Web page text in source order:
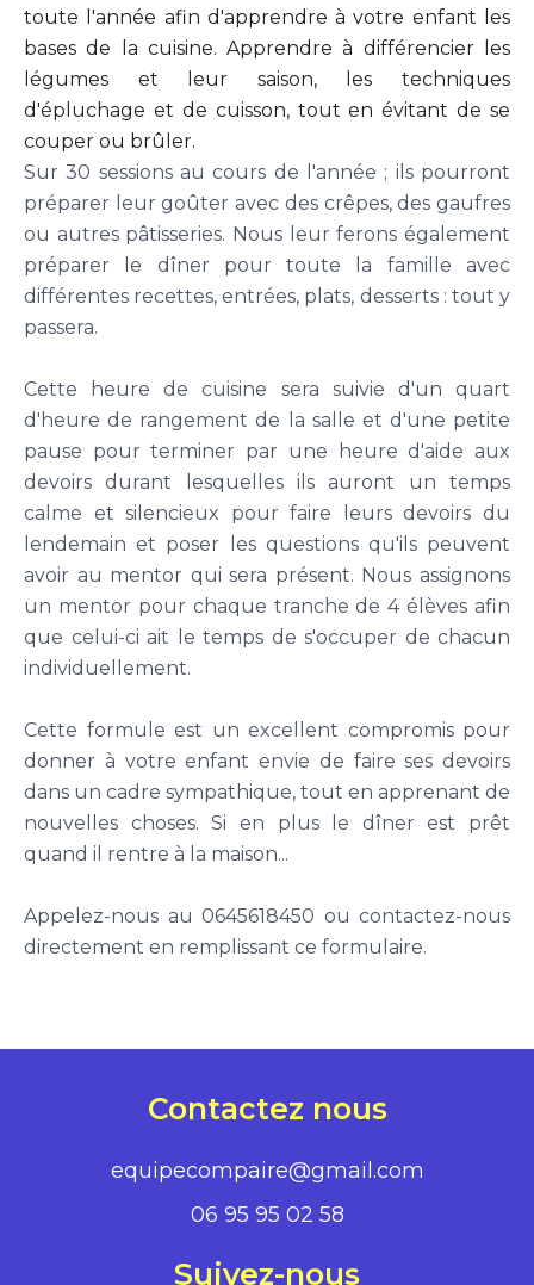
toute l'année afin d'apprendre à votre enfant les
bases de la cuisine. Apprendre à différencier les
légumes et leur saison, les techniques
d'épluchage et de cuisson, tout en évitant de se
couper ou brûler.
Sur 30 sessions au cours de l'année ; ils pourront
préparer leur goûter avec des crêpes, des gaufres
ou autres pâtisseries. Nous leur ferons également
préparer le dîner pour toute la famille avec
différentes recettes, entrées, plats, desserts : tout y
passera.
Cette heure de cuisine sera suivie d'un quart
d'heure de rangement de la salle et d'une petite
pause pour terminer par une heure d'aide aux
devoirs durant lesquelles ils auront un temps
calme et silencieux pour faire leurs devoirs du
lendemain et poser les questions qu'ils peuvent
avoir au mentor qui sera présent. Nous assignons
un mentor pour chaque tranche de 4 élèves afin
que celui-ci ait le temps de s'occuper de chacun
individuellement.
Cette formule est un excellent compromis pour
donner à votre enfant envie de faire ses devoirs
dans un cadre sympathique, tout en apprenant de
nouvelles choses. Si en plus le dîner est prêt
quand il rentre à la maison...
Appelez-nous au 0645618450 ou contactez-nous
directement en remplissant ce formulaire.
Contactez nous
equipecompaire@gmail.com
06 95 95 02 58
Suivez-nous